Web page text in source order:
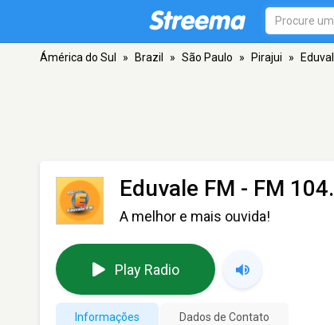
Ámérica do Sul » Brazil » São Paulo » Pirajui »
Eduvale FM - FM
A melhor e mais ouvida!
Play Radio
Informações Dados de Contato